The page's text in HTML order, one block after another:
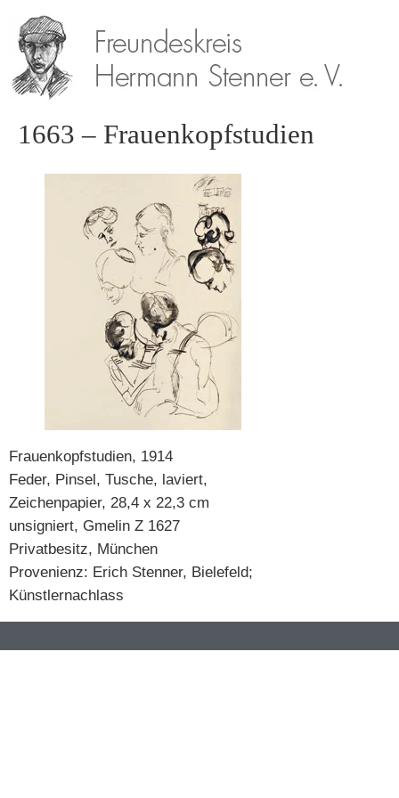
1663 – Frauenkopfstudien
Frauenkopfstudien, 1914
Feder, Pinsel, Tusche, laviert,
Zeichenpapier, 28,4 x 22,3 cm
unsigniert, Gmelin Z 1627
Privatbesitz, München
Provenienz: Erich Stenner, Bielefeld;
Künstlernachlass